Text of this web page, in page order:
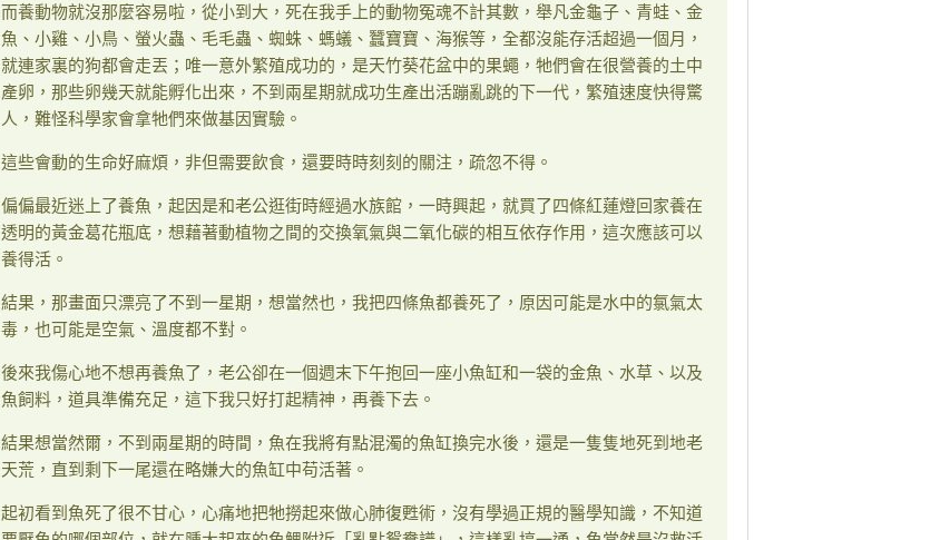
而養動物就沒那麼容易啦，從小到大，死在我手上的動物冤魂不計其數，舉凡金龜子、青蛙、金
魚、小雞、小鳥、螢火蟲、毛毛蟲、蜘蛛、螞蟻、蠶寶寶、海猴等，全都沒能存活超過一個月，
就連家裏的狗都會走丟；唯一意外繁殖成功的，是天竹葵花盆中的果蠅，牠們會在很營養的土中
產卵，那些卵幾天就能孵化出來，不到兩星期就成功生產出活蹦亂跳的下一代，繁殖速度快得驚
人，難怪科學家會拿牠們來做基因實驗。
這些會動的生命好麻煩，非但需要飲食，還要時時刻刻的關注，疏忽不得。
偏偏最近迷上了養魚，起因是和老公逛街時經過水族館，一時興起，就買了四條紅蓮燈回家養在
透明的黃金葛花瓶底，想藉著動植物之間的交換氧氣與二氧化碳的相互依存作用，這次應該可以
養得活。
結果，那畫面只漂亮了不到一星期，想當然也，我把四條魚都養死了，原因可能是水中的氯氣太
毒，也可能是空氣、溫度都不對。
後來我傷心地不想再養魚了，老公卻在一個週末下午抱回一座小魚缸和一袋的金魚、水草、以及
魚飼料，道具準備充足，這下我只好打起精神，再養下去。
結果想當然爾，不到兩星期的時間，魚在我將有點混濁的魚缸換完水後，還是一隻隻地死到地老
天荒，直到剩下一尾還在略嫌大的魚缸中苟活著。
起初看到魚死了很不甘心，心痛地把牠撈起來做心肺復甦術，沒有學過正規的醫學知識，不知道